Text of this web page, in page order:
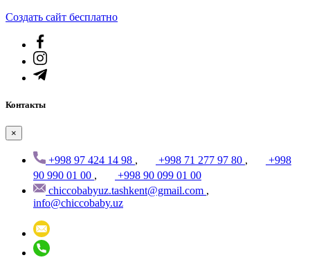
Создать cайт бесплатно
Контакты
×
+998 97 424 14 98 , +998 71 277 97 80 ,
+998
90 990 01 00 ,
+998 90 099 01 00
chiccobabyuz.tashkent@gmail.com ,
info@chiccobaby.uz